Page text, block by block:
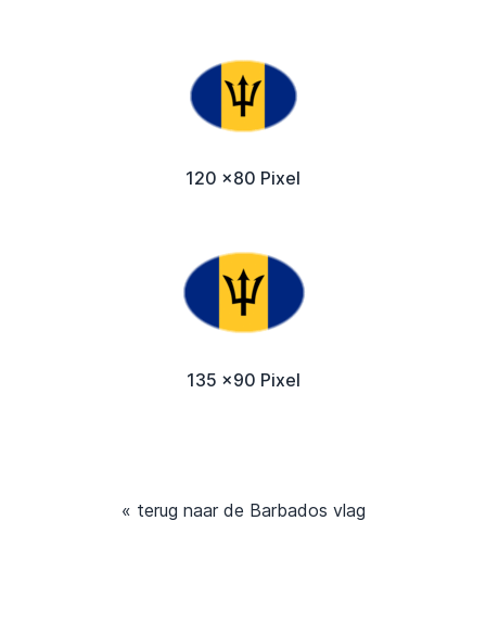
120 x80 Pixel
135 x90 Pixel
« terug naar de Barbados vlag